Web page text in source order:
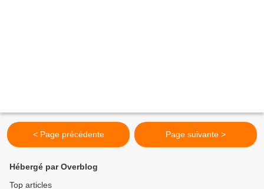
< Page précédente Page suivante >
Hébergé par Overblog
Top articles